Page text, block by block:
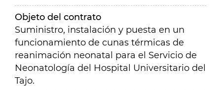
Objeto del contrato
Suministro, instalación y puesta en un
funcionamiento de cunas térmicas de
reanimación neonatal para el Servicio de
Neonatología del Hospital Universitario del
Tajo.